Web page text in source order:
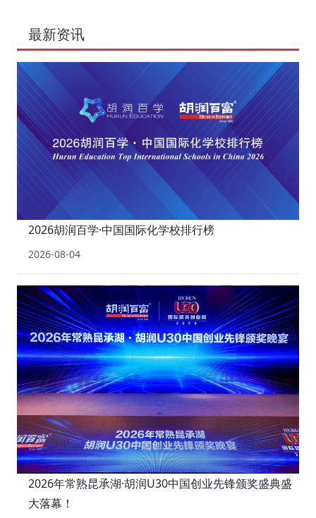
最新资讯
2026胡润百学·中国国际化学校排行榜
2026-08-04
2026年常熟昆承湖·胡润U30中国创业先锋颁奖盛典盛
大落幕！